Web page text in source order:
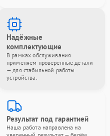
Надёжные
комплектующие
В рамках обслуживания
применяем проверенные детали
— для стабильной работы
устройства.
Результат под гарантией
Наша работа направлена на